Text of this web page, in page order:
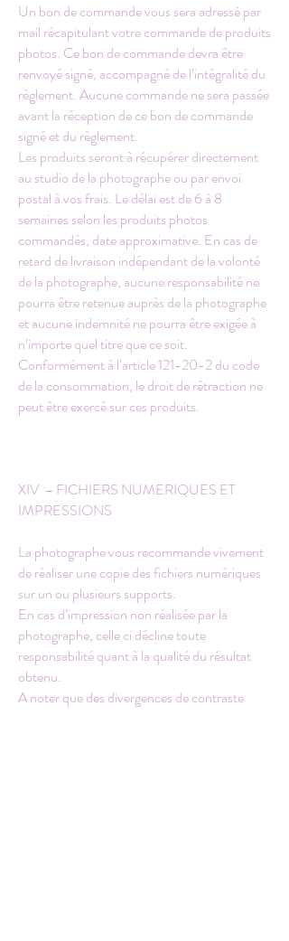
Un bon de commande vous sera adressé par
mail récapitulant votre commande de produits
photos. Ce bon de commande devra être
renvoyé signé, accompagné de l’intégralité du
règlement. Aucune commande ne sera passée
avant la réception de ce bon de commande
signé et du règlement.
Les produits seront à récupérer directement
au studio de la photographe ou par envoi
postal à vos frais. Le délai est de 6 à 8
semaines selon les produits photos
commandés, date approximative. En cas de
retard de livraison indépendant de la volonté
de la photographe, aucune responsabilité ne
pourra être retenue auprès de la photographe
et aucune indemnité ne pourra être exigée à
n’importe quel titre que ce soit.
Conformément à l’article 121-20-2 du code
de la consommation, le droit de rétraction ne
peut être exercé sur ces produits.
XIV – FICHIERS NUMERIQUES ET
IMPRESSIONS
La photographe vous recommande vivement
de réaliser une copie des fichiers numériques
sur un ou plusieurs supports.
En cas d’impression non réalisée par la
photographe, celle ci décline toute
responsabilité quant à la qualité du résultat
obtenu.
A noter que des divergences de contraste